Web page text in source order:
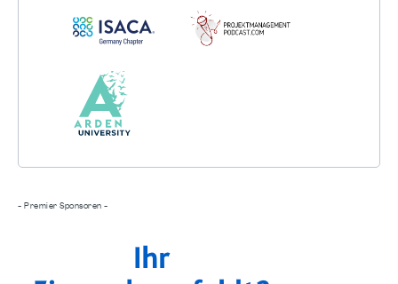
- Premier Sponsoren -